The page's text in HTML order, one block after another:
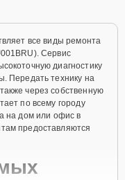
все виды ремонта
Сервис
диагностику
Передать технику на
через собственную
по всему городу
на дом или офис в
предоставляются